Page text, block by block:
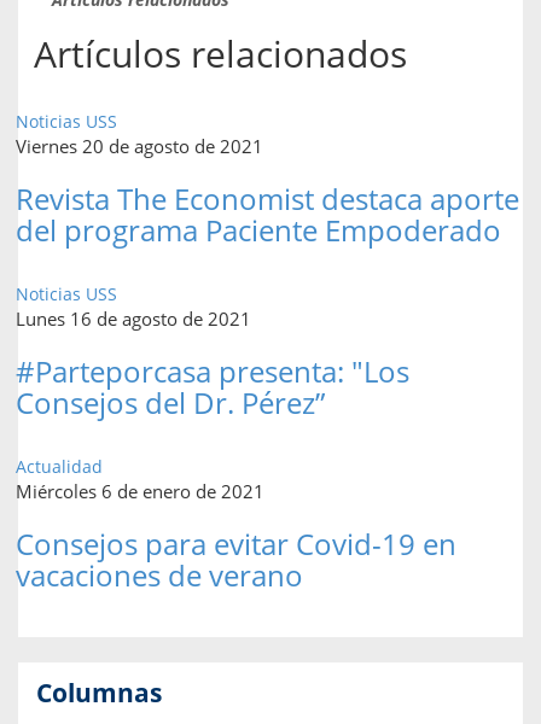
Artículos relacionados
Noticias USS
Viernes 20 de agosto de 2021
Revista The Economist destaca aporte
del programa Paciente Empoderado
Noticias USS
Lunes 16 de agosto de 2021
#Parteporcasa presenta: "Los
Consejos del Dr. Pérez”
Actualidad
Miércoles 6 de enero de 2021
Consejos para evitar Covid-19 en
vacaciones de verano
Columnas